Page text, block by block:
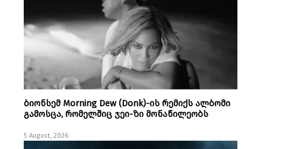
ბიონსემ Morning Dew (Donk)-ის რემიქს ალბომი
გამოსცა, რომელშიც ჯეი-ზი მონაწილეობს
5 August, 2026